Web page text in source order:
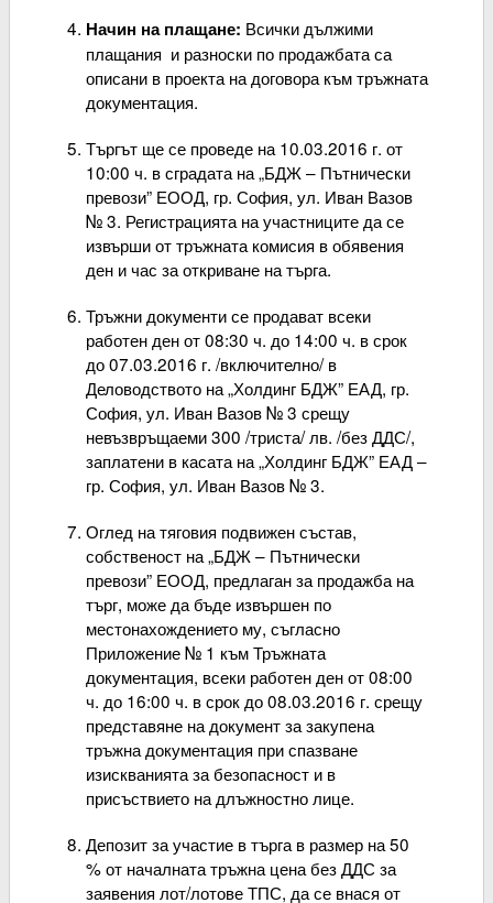
Начин на плащане: Всички дължими
плащания и разноски по продажбата са
описани в проекта на договора към тръжната
документация.
Търгът ще се проведе на 10.03.2016 г. от
10:00 ч. в сградата на „БДЖ – Пътнически
превози” ЕООД, гр. София, ул. Иван Вазов
№ 3. Регистрацията на участниците да се
извърши от тръжната комисия в обявения
ден и час за откриване на търга.
Тръжни документи се продават всеки
работен ден от 08:30 ч. до 14:00 ч. в срок
до 07.03.2016 г. /включително/ в
Деловодството на „Холдинг БДЖ” ЕАД, гр.
София, ул. Иван Вазов № 3 срещу
невъзвръщаеми 300 /триста/ лв. /без ДДС/,
заплатени в касата на „Холдинг БДЖ” ЕАД –
гр. София, ул. Иван Вазов № 3.
Оглед на тяговия подвижен състав,
собственост на „БДЖ – Пътнически
превози” ЕООД, предлаган за продажба на
търг, може да бъде извършен по
местонахождението му, съгласно
Приложение № 1 към Тръжната
документация, всеки работен ден от 08:00
ч. до 16:00 ч. в срок до 08.03.2016 г. срещу
представяне на документ за закупена
тръжна документация при спазване
изискванията за безопасност и в
присъствието на длъжностно лице.
Депозит за участие в търга в размер на 50
% от началната тръжна цена без ДДС за
заявения лот/лотове ТПС, да се внася от